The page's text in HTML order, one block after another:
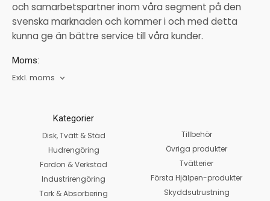
och samarbetspartner inom våra segment på den
svenska marknaden och kommer i och med detta
kunna ge än bättre service till våra kunder.
Moms:
Exkl. moms
Kategorier
Disk, Tvätt & Städ
Hudrengöring
Fordon & Verkstad
Industrirengöring
Tork & Absorbering
Tillbehör
Övriga produkter
Tvätterier
Första Hjälpen-produkter
Skyddsutrustning